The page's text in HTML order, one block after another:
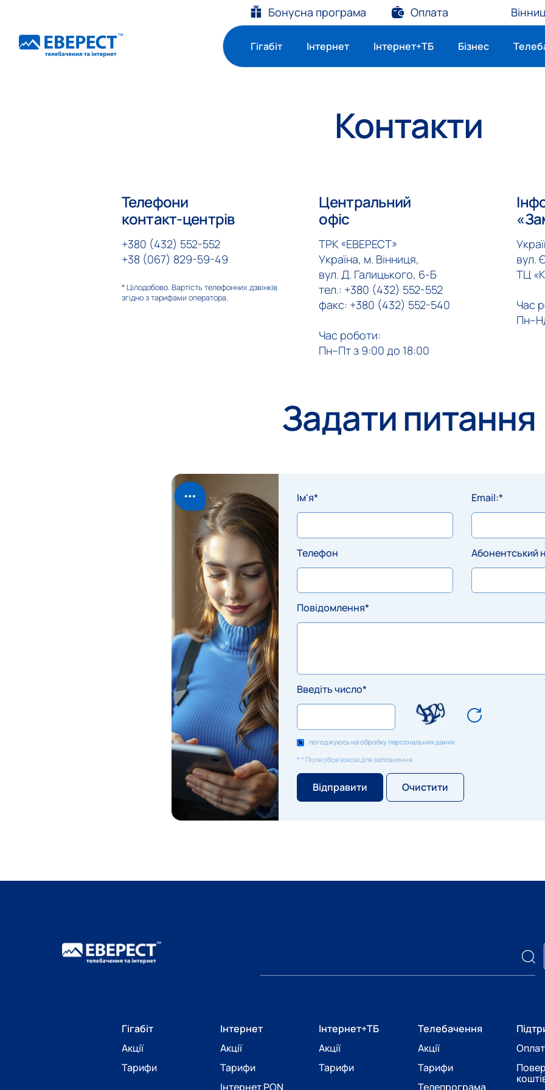
Бонусна програма Оплата
Гігабіт Інтернет Інтернет+ТБ Бізнес
Контакти
Телефони
контакт-центрів
+380 (432) 552-552
+38 (067) 829-59-49
* Цілодобово. Вартість телефонних дзвінків
згідно з тарифами оператора.
Центральний
офіс
ТРК «ЕВЕРЕСТ»
Україна, м. Вінниця,
вул. Д. Галицького, 6-Б
тел.: +380 (432) 552-552
факс: +380 (432) 552-540
Час роботи:
Пн–Пт з 9:00 до 18:00
вул.
ТЦ
Час
Задати питання
Ім'я* Email:*
Телефон Абонентський
Повідомлення*
Введіть число*
погоджуюсь на обробку персональних даних
* * Поля обов'язкові для заповнення
Відправити Очистити
Гігабіт
Акції
Тарифи
Інтернет
Акції
Тарифи
Інтернет PON
Інтернет+ТБ
Акції
Тарифи
Телебачення
Акції
Тарифи
Телепрограма